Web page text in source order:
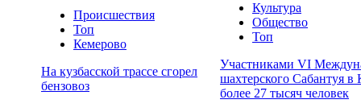
Происшествия
Топ
Кемерово
На кузбасской трассе сгорел
бензовоз
Культура
Общество
Топ
Участниками VI
шахтерского Сабантуя в
более 27 тысяч человек